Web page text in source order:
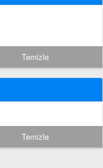
Temizle
Temizle